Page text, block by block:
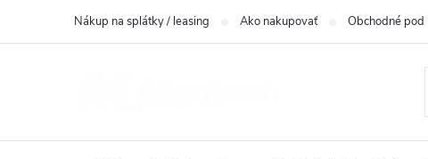
Nákup na splátky / leasing Ako nakupovať Obchodné